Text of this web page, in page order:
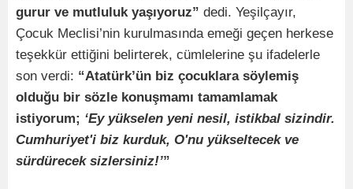
gurur ve mutluluk yaşıyoruz” dedi. Yeşilçayır,
Çocuk Meclisi’nin kurulmasında emeği geçen herkese
teşekkür ettiğini belirterek, cümlelerine şu ifadelerle
son verdi: “Atatürk’ün biz çocuklara söylemiş
olduğu bir sözle konuşmamı tamamlamak
istiyorum; ‘Ey yükselen yeni nesil, istikbal sizindir.
Cumhuriyet'i biz kurduk, O'nu yükseltecek ve
sürdürecek sizlersiniz!’”